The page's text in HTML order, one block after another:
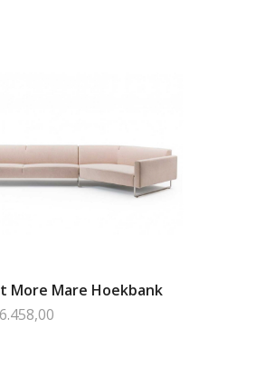
More Mare Hoekbank